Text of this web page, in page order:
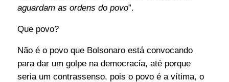
aguardam as ordens do povo”.
Que povo?
Não é o povo que Bolsonaro está convocando
para dar um golpe na democracia, até porque
seria um contrassenso, pois o povo é a vítima, o